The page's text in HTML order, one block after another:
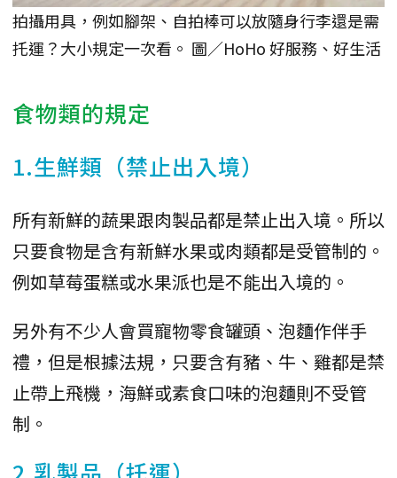
拍攝用具，例如腳架、自拍棒可以放隨身行李還是需
托運？大小規定一次看。 圖／HoHo 好服務、好生活
食物類的規定
1.生鮮類（禁止出入境）
所有新鮮的蔬果跟肉製品都是禁止出入境。所以
只要食物是含有新鮮水果或肉類都是受管制的。
例如草莓蛋糕或水果派也是不能出入境的。
另外有不少人會買寵物零食罐頭、泡麵作伴手
禮，但是根據法規，只要含有豬、牛、雞都是禁
止帶上飛機，海鮮或素食口味的泡麵則不受管
制。